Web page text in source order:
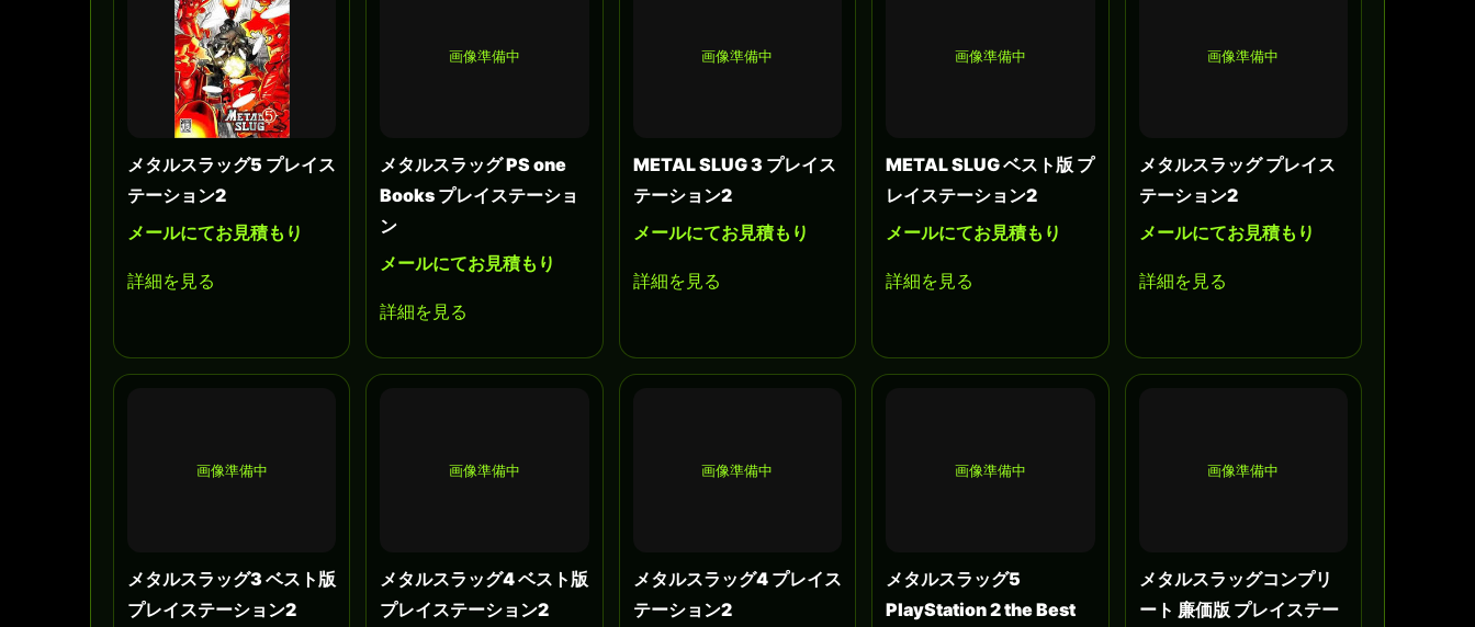
メタルスラッグ5 プレイス
テーション2
メールにてお見積もり
詳細を見る
画像準備中
メタルスラッグ PS one
Books プレイステーショ
ン
メールにてお見積もり
詳細を見る
画像準備中
METAL SLUG 3 プレイス
テーション2
メールにてお見積もり
詳細を見る
画像準備中
METAL SLUG ベスト版 プ
レイステーション2
メールにてお見積もり
詳細を見る
画像準備中
メタルスラッグ プレイス
テーション2
メールにてお見積もり
詳細を見る
画像準備中
メタルスラッグ3 ベスト版
プレイステーション2
画像準備中
メタルスラッグ4 ベスト版
プレイステーション2
画像準備中
メタルスラッグ4 プレイス
テーション2
画像準備中
メタルスラッグ5
PlayStation 2 the Best
画像準備中
メタルスラッグコンプリ
ート 廉価版 プレイステー